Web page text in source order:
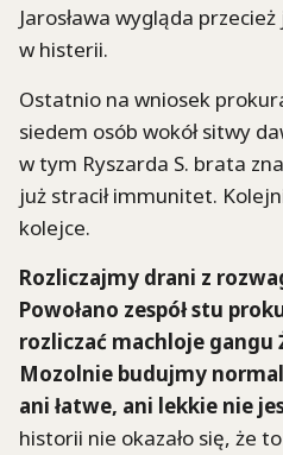
Jarosława wygląda
w histerii.
Ostatnio na wniosek
siedem osób wokół sitwy
w tym Ryszarda S. brata
już stracił immunitet.
kolejce.
Rozliczajmy drani z
Powołano zespół stu
rozliczać machloje gangu
Mozolnie budujmy
ani łatwe, ani lekkie nie
historii nie okazało się, że